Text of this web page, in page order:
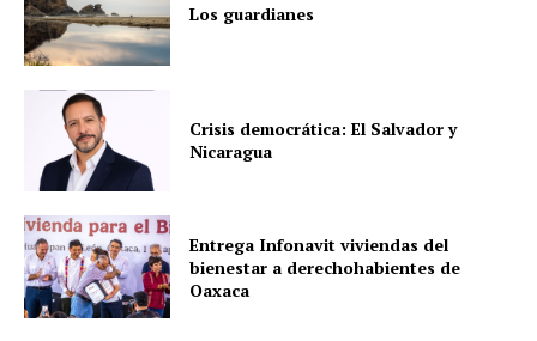
Los guardianes
Crisis democrática: El Salvador y
Nicaragua
Entrega Infonavit viviendas del
bienestar a derechohabientes de
Oaxaca